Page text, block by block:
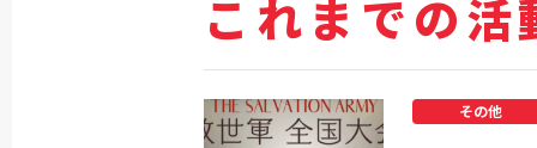
これまでの活
その他